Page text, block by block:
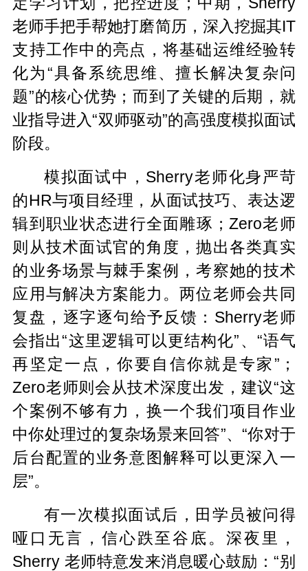
老师手把手帮她打磨简历，深入挖掘其IT
支持工作中的亮点，将基础运维经验转
化为“具备系统思维、擅长解决复杂问
题”的核心优势；而到了关键的后期，就
业指导进入“双师驱动”的高强度模拟面试
阶段。
模拟面试中，Sherry老师化身严苛
的HR与项目经理，从面试技巧、表达逻
辑到职业状态进行全面雕琢；Zero老师
则从技术面试官的角度，抛出各类真实
的业务场景与棘手案例，考察她的技术
应用与解决方案能力。两位老师会共同
复盘，逐字逐句给予反馈：Sherry老师
会指出“这里逻辑可以更结构化”、“语气
再坚定一点，你要自信你就是专家”；
Zero老师则会从技术深度出发，建议“这
个案例不够有力，换一个我们项目作业
中你处理过的复杂场景来回答”、“你对于
后台配置的业务意图解释可以更深入一
层”。
有一次模拟面试后，田学员被问得
哑口无言，信心跌至谷底。深夜里，
Sherry 老师特意发来消息暖心鼓励：“别